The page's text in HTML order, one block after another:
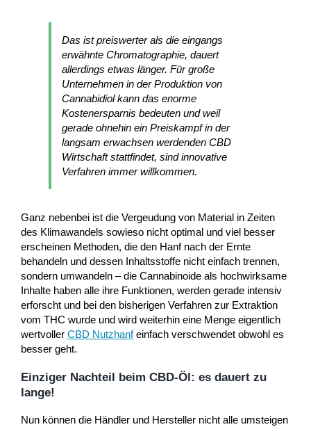
Das ist preiswerter als die eingangs
erwähnte Chromatographie, dauert
allerdings etwas länger. Für große
Unternehmen in der Produktion von
Cannabidiol kann das enorme
Kostenersparnis bedeuten und weil
gerade ohnehin ein Preiskampf in der
langsam erwachsen werdenden CBD
Wirtschaft stattfindet, sind innovative
Verfahren immer willkommen.
Ganz nebenbei ist die Vergeudung von Material in Zeiten
des Klimawandels sowieso nicht optimal und viel besser
erscheinen Methoden, die den Hanf nach der Ernte
behandeln und dessen Inhaltsstoffe nicht einfach trennen,
sondern umwandeln – die Cannabinoide als hochwirksame
Inhalte haben alle ihre Funktionen, werden gerade intensiv
erforscht und bei den bisherigen Verfahren zur Extraktion
vom THC wurde und wird weiterhin eine Menge eigentlich
wertvoller CBD Nutzhanfeinfach verschwendet obwohl es
besser geht.
Einziger Nachteil beim CBD-Öl: es dauert zu
lange!
Nun können die Händler und Hersteller nicht alle umsteigen